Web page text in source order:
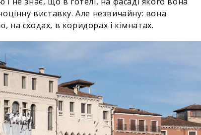
виставку. Але незвичайну: вона
на сходах, в коридорах і кімнатах.